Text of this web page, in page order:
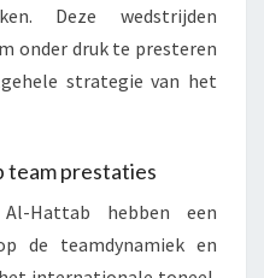
Deze wedstrijden
onder druk te presteren
strategie van het
team prestaties
Hattab hebben een
de teamdynamiek en